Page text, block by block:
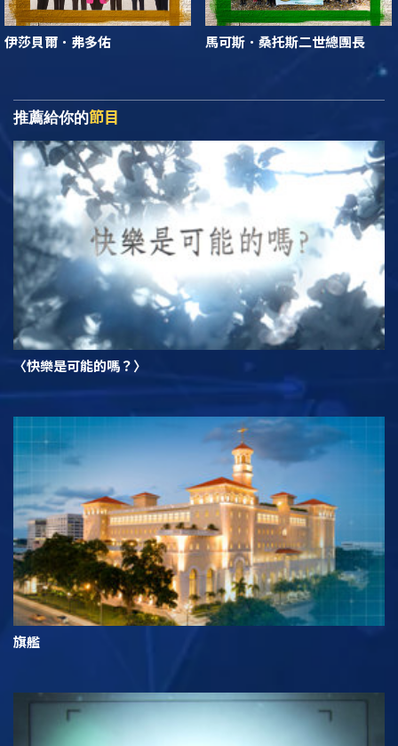
伊莎貝爾．弗多佑 馬可斯．桑托斯二世總團長
推薦給你的節目
〈快樂是可能的嗎？〉
旗艦